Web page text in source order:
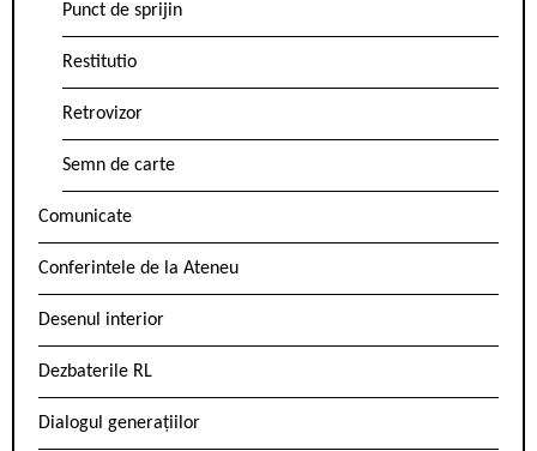
Punct de sprijin
Restitutio
Retrovizor
Semn de carte
Comunicate
Conferintele de la Ateneu
Desenul interior
Dezbaterile RL
Dialogul generațiilor